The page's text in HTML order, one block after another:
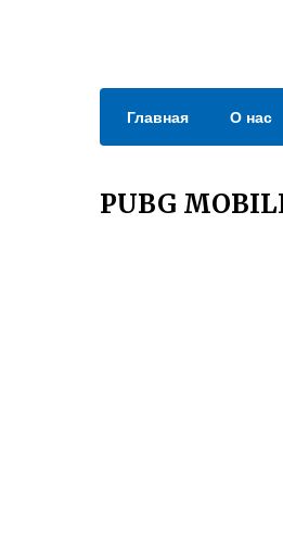
Главная О нас
PUBG